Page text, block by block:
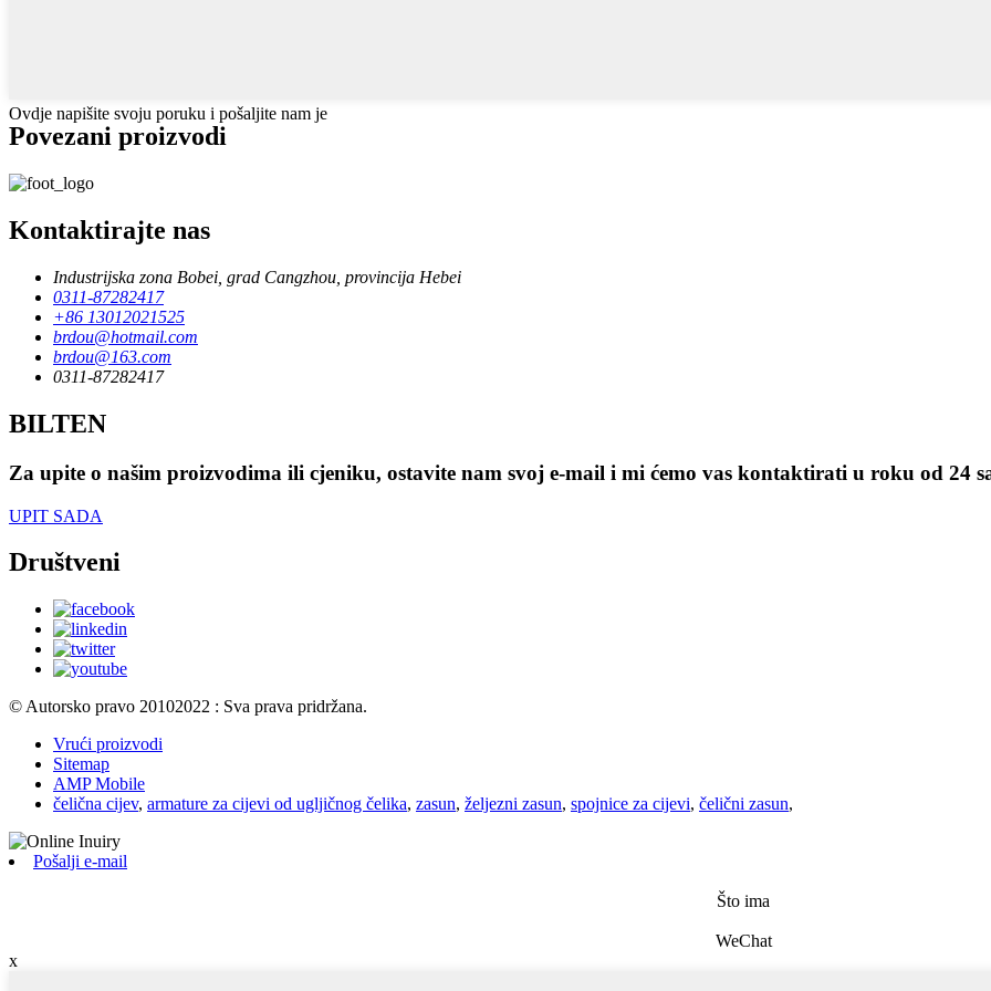
Ovdje napišite svoju poruku i pošaljite nam je
Povezani proizvodi
Kontaktirajte nas
Industrijska zona Bobei, grad Cangzhou, provincija Hebei
0311-87282417
+86 13012021525
brdou@hotmail.com
brdou@163.com
0311-87282417
BILTEN
Za upite o našim proizvodima ili cjeniku, ostavite nam svoj e-mail i mi ćemo vas kontaktirati u roku od 24
UPIT SADA
Društveni
© Autorsko pravo 20102022 : Sva prava pridržana.
Vrući proizvodi
Sitemap
AMP Mobile
čelična cijev, armature za cijevi od ugljičnog čelika, zasun, željezni zasun, spojnice za cijevi, čelični zasun,
Pošalji e-mail
Što ima
WeChat
x